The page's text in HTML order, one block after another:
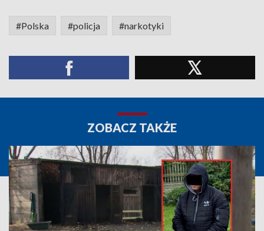
#Polska #policja #narkotyki
ZOBACZ TAKŻE